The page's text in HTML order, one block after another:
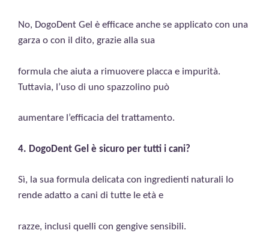
No, DogoDent Gel è efficace anche se applicato con una
garza o con il dito, grazie alla sua
formula che aiuta a rimuovere placca e impurità.
Tuttavia, l’uso di uno spazzolino può
aumentare l’efficacia del trattamento.
4. DogoDent Gel è sicuro per tutti i cani?
Sì, la sua formula delicata con ingredienti naturali lo
rende adatto a cani di tutte le età e
razze, inclusi quelli con gengive sensibili.